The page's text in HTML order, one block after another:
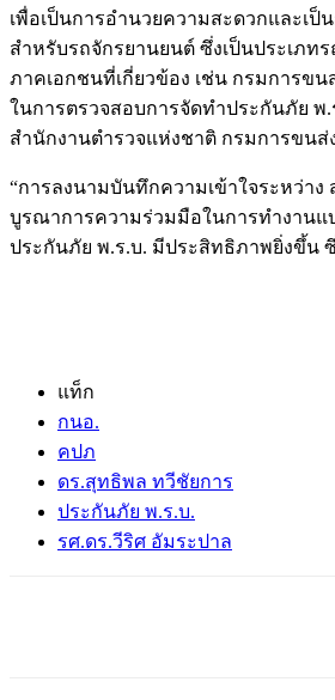
เพื่อเป็นการอำนวยความสะดวกและเ
สำหรับรถจักรยานยนต์ ซึ่งเป็นประเภ
ภาคเอกชนที่เกี่ยวข้อง เช่น กรมการข
ในการตรวจสอบการจัดทำประกันภัย
สำนักงานตำรวจแห่งชาติ กรมการขน
“การลงนามบันทึกความเข้าใจระหว่า
บูรณาการความร่วมมือในการทำงานแ
ประกันภัย พ.ร.บ. มีประสิทธิภาพยิ่งขึ้น
แท็ก
กนอ.
คปภ
ดร.สุทธิพล ทวีชัยการ
ประกันภัย พ.ร.บ.
รศ.ดร.วีริศ อัมระปาล